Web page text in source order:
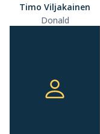
Timo Viljakainen
Donald